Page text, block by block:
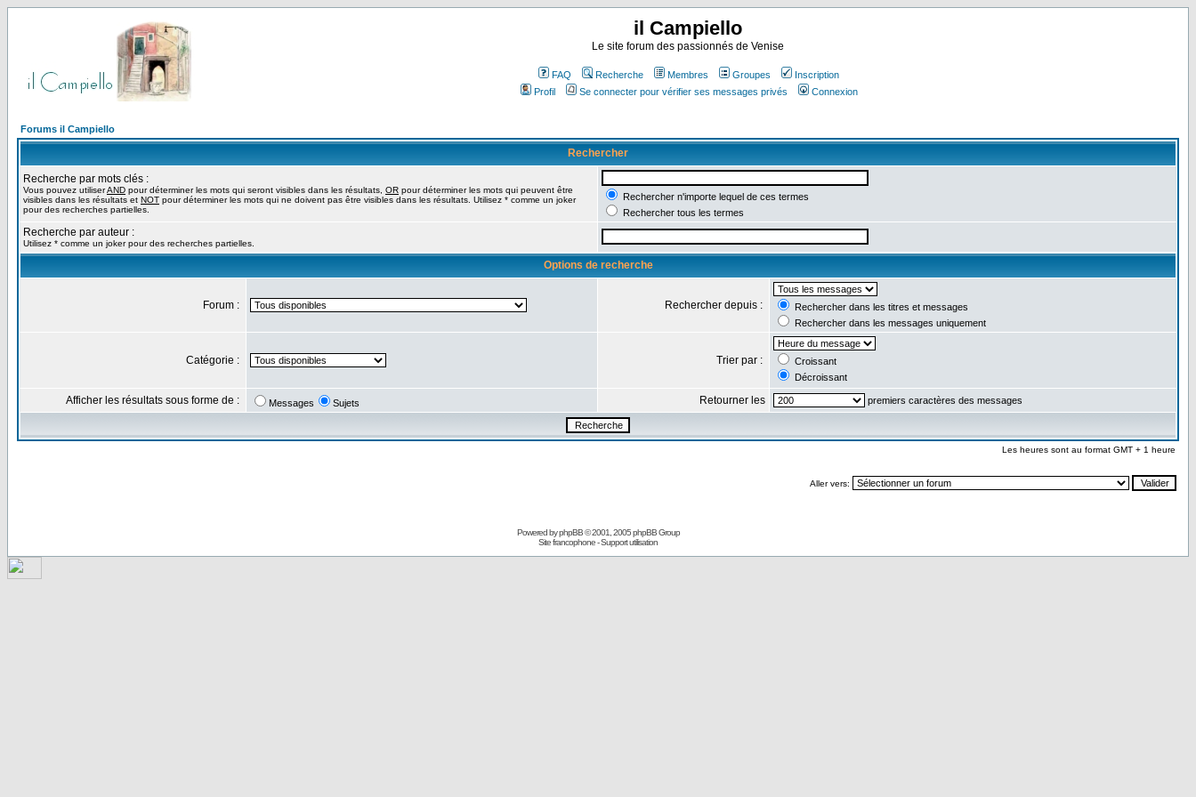
il Campiello
Le site forum des passionnés de Venise
FAQ Recherche Membres Groupes
Inscription
Profil
Se connecter pour vérifier ses messages privés Connexion
Forums il Campiello
Rechercher
Recherche par mots clés :
Vous pouvez utiliserAND pour déterminer les mots qui seront visibles dans les résultats, OR pour déterminer les mots qui peuvent être
visibles dans les résultats et NOT pour déterminer les mots qui ne doivent pas être visibles dans les résultats. Utilisez * comme un joker
pour des recherches partielles.
Rechercher n'importe lequel de ces termes
Rechercher tous les termes
Recherche par auteur :
Utilisez * comme un joker pour des recherches partielles.
Options de recherche
Forum : Rechercher depuis :
Rechercher dans les titres et messages
Rechercher dans les messages uniquement
Catégorie : Trier par :
Croissant
Décroissant
Afficher les résultats sous forme de : Messages Sujets Retourner les premiers caractères des messages
Les heures sont au format GMT + 1 heure
Aller vers:
Powered byphpBB© 2001, 2005 phpBB Group
Site francophone-Support utilisation